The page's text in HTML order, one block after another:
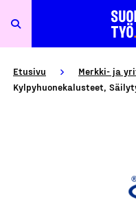
Etusivu Merkki- ja
Kylpyhuonekalusteet,